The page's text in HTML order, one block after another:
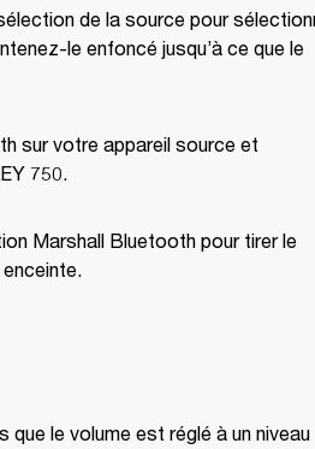
de la source pour
le enfoncé jusqu’à ce que le
sur votre appareil source et
750.
Marshall Bluetooth pour tirer le
le volume est réglé à un niveau